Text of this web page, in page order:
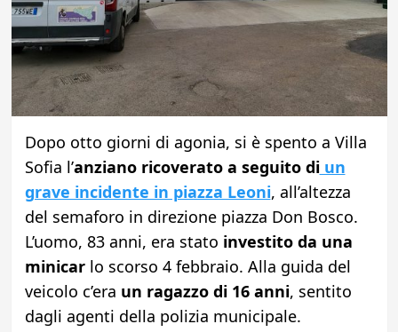
Dopo otto giorni di agonia, si è spento a Villa
Sofia l’anziano ricoverato a seguito diun
grave incidente in piazza Leoni, all’altezza
del semaforo in direzione piazza Don Bosco.
L’uomo, 83 anni, era stato investito da una
minicarlo scorso 4 febbraio. Alla guida del
veicolo c’era un ragazzo di 16 anni, sentito
dagli agenti della polizia municipale.